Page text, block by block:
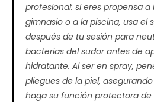
profesional: si eres propensa a
gimnasio o a la piscina, usa el
después de tu sesión para
bacterias del sudor antes de
hidratante. Al ser en spray,
pliegues de la piel,
haga su función protectora de